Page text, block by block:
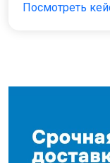
Посмотреть